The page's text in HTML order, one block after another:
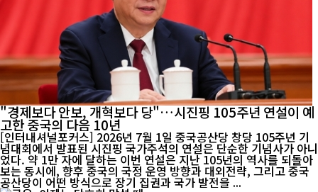
"경제보다 안보, 개혁보다 당"…시진핑 105주년 연설이 예
고한 중국의 다음 10년
[인터내셔널포커스] 2026년 7월 1일 중국공산당 창당 105주년 기
념대회에서 발표된 시진핑 국가주석의 연설은 단순한 기념사가 아니
었다. 약 1만 자에 달하는 이번 연설은 지난 105년의 역사를 되돌아
보는 동시에, 향후 중국의 국정 운영 방향과 대외전략, 그리고 중국
공산당이 어떤 방식으로 장기 집권과 국가 발전을 ...